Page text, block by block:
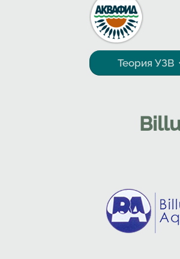
Перейти к основному содержанию
Теория УЗВ